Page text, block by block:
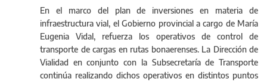
En el marco del plan de inversiones en materia de
infraestructura vial, el Gobierno provincial a cargo de María
Eugenia Vidal, refuerza los operativos de control de
transporte de cargas en rutas bonaerenses. La Dirección de
Vialidad en conjunto con la Subsecretaría de Transporte
continúa realizando dichos operativos en distintos puntos